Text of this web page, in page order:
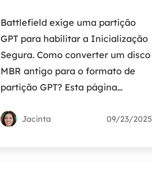
Battlefield exige uma partição
GPT para habilitar a Inicialização
Segura. Como converter um disco
MBR antigo para o formato de
partição GPT? Esta página
para ajudar.
Jacinta 09/23/2025